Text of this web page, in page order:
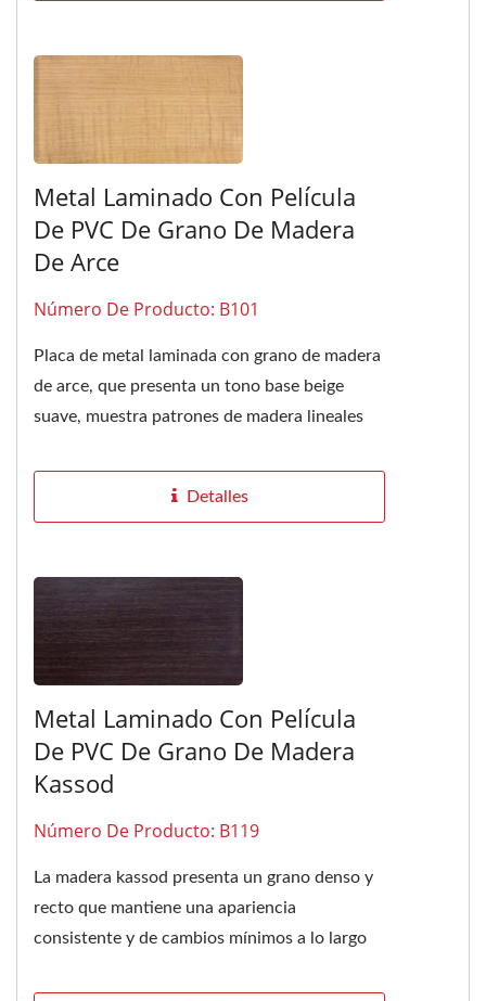
Metal Laminado Con Película
De PVC De Grano De Madera
De Arce
Número De Producto: B101
Placa de metal laminada con grano de madera
de arce, que presenta un tono base beige
suave, muestra patrones de madera lineales
Detalles
Metal Laminado Con Película
De PVC De Grano De Madera
Kassod
Número De Producto: B119
La madera kassod presenta un grano denso y
recto que mantiene una apariencia
consistente y de cambios mínimos a lo largo